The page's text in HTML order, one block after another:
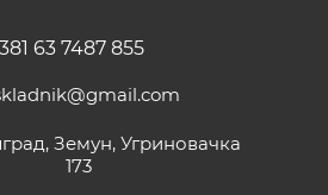
63 7487 855
Земун, Угриновачка
173